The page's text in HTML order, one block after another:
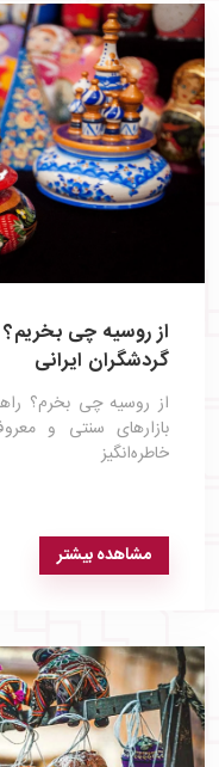
از روسیه چی
گردشگران ایرانی
از روسیه چی بخرم؟
بازارهای سنتی و
خاطره‌انگیز
مشاهده بیشتر